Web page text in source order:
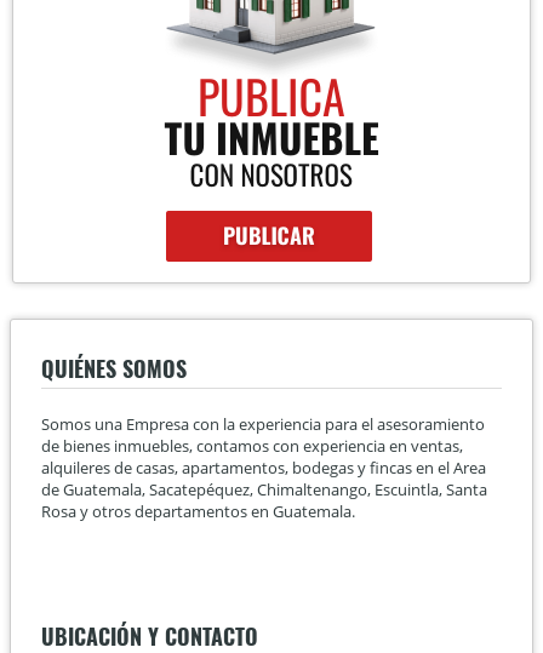
QUIÉNES SOMOS
Somos una Empresa con la experiencia para el asesoramiento
de bienes inmuebles, contamos con experiencia en ventas,
alquileres de casas, apartamentos, bodegas y fincas en el Area
de Guatemala, Sacatepéquez, Chimaltenango, Escuintla, Santa
Rosa y otros departamentos en Guatemala.
UBICACIÓN Y CONTACTO